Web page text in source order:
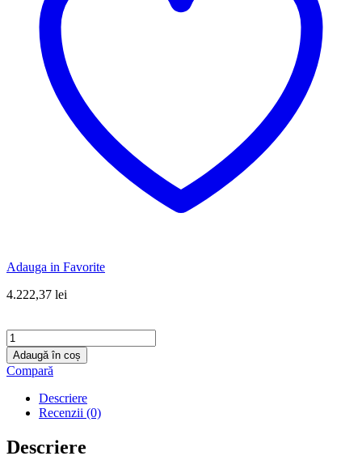
Adauga in Favorite
4.222,37 lei
Cantitate
Aparat
de
incalzit
inductie
SMART
INDUCTOR
Adaugă în coș
Compară
Descriere
Recenzii (0)
Descriere